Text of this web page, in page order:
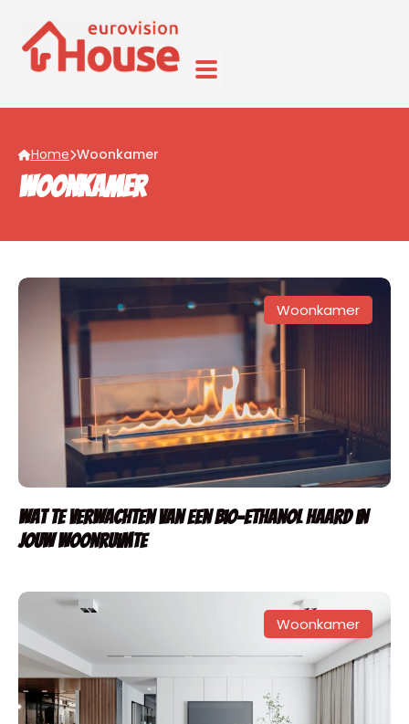
Home Woonkamer
Woonkamer
Woonkamer
Wat te verwachten van een bio-ethanol haard in
jouw woonruimte
Woonkamer